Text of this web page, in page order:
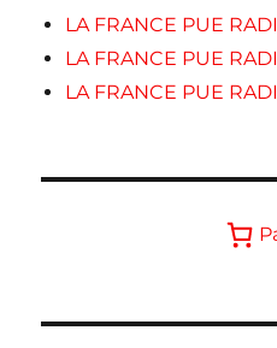
LA FRANCE PUE
LA FRANCE PUE
LA FRANCE PUE